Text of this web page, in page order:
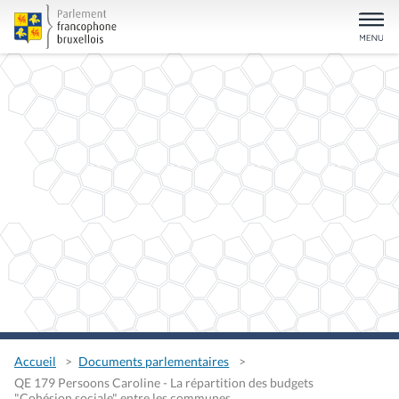
Accueil
Documents parlementaires
QE 179 Persoons Caroline - La répartition des budgets